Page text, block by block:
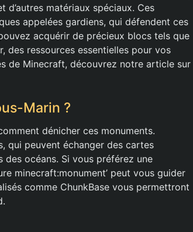
matériaux spéciaux. Ces
appelées gardiens, qui défendent ces
acquérir de précieux blocs tels que
des ressources essentielles pour vos
de Minecraft, découvrez notre article sur
Marin ?
dénicher ces monuments.
qui peuvent échanger des cartes
des océans. Si vous préférez une
minecraft:monument’ peut vous guider
comme ChunkBase vous permettront